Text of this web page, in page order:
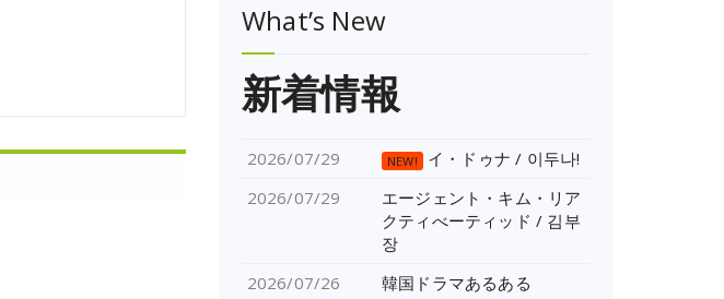
What’s New
新着情報
2026/07/29 NEW! イ・ドゥナ / 이두나!
2026/07/29
エージェント・キム・リア
クティべーティッド / 김부
장
2026/07/26
韓国ドラマあるある